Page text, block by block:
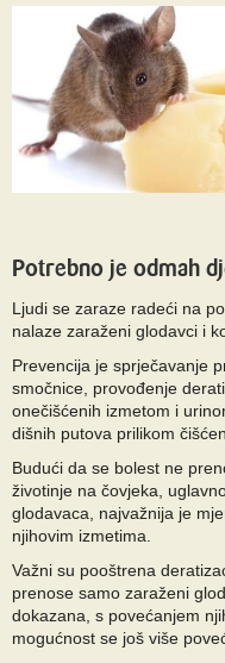
Potrebno je odmah
Ljudi se zaraze radeći na
nalaze zaraženi glodavci i
Prevencija je sprječavanje
smočnice, provođenje
onečišćenih izmetom i
dišnih putova prilikom
Budući da se bolest ne
životinje na čovjeka,
glodavaca, najvažnija je
njihovim izmetima.
Važni su pooštrena
prenose samo zaraženi
dokazana, s povećanjem
mogućnost se još više